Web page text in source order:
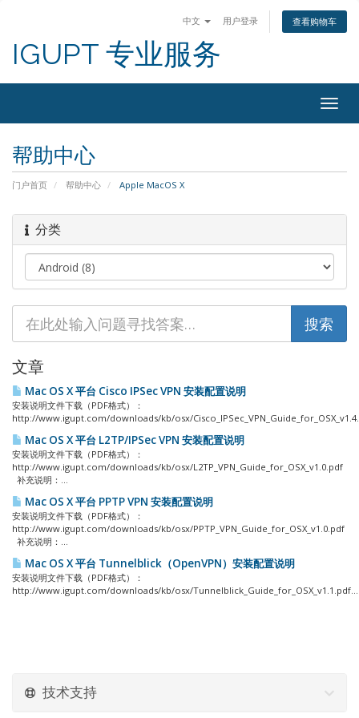
中文 用户登录 查看购物车
IGUPT 专业服务
帮助中心
门户首页 帮助中心 Apple MacOS X
分类
文章
Mac OS X 平台 Cisco IPSec VPN 安装配置说明
安装说明文件下载（PDF格式）：
http://www.igupt.com/downloads/kb/osx/
Mac OS X 平台 L2TP/IPSec VPN 安装配置说明
安装说明文件下载（PDF格式）：
http://www.igupt.com/downloads/kb/osx/L2TP_VPN_Guide_for_OSX_v1.0.pdf
补充说明：...
Mac OS X 平台 PPTP VPN 安装配置说明
安装说明文件下载（PDF格式）：
http://www.igupt.com/downloads/kb/osx/PPTP_VPN_Guide_for_OSX_v1.0.pdf
补充说明：...
Mac OS X 平台 Tunnelblick（OpenVPN）安装配置说明
安装说明文件下载（PDF格式）：
http://www.igupt.com/downloads/kb/osx/Tunnelblick_Guide_for_OSX_v1.1.pdf...
技术支持